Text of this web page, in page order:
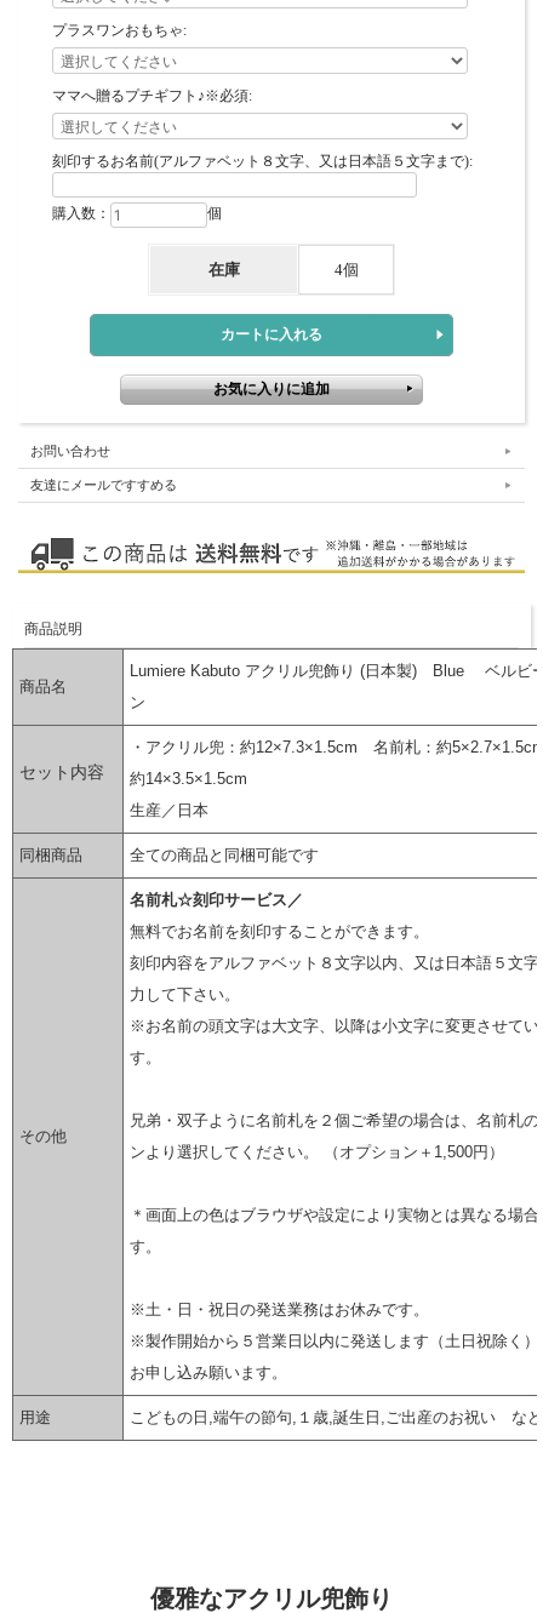
プラスワンおもちゃ:
ママへ贈るプチギフト♪※必須:
刻印するお名前(アルファベット８文字、又は日本語５文字まで):
購入数： 個
在庫 4個
お問い合わせ
友達にメールですすめる
商品説明
商品名
Lumiere Kabuto アクリル兜飾り (日本製) Blue ベルビ
ン
セット内容
・アクリル兜：約12×7.3×1.5cm 名前札：約
約14×3.5×1.5cm
生産／日本
同梱商品 全ての商品と同梱可能です
その他
名前札☆刻印サービス／
無料でお名前を刻印することができます。
刻印内容をアルファベット８文字以内、又は日本語５文
力して下さい。
※お名前の頭文字は大文字、以降は小文字に変更させてい
す。
兄弟・双子ように名前札を２個ご希望の場合は、名前札
ンより選択してください。 （オプション＋1,500円）
＊画面上の色はブラウザや設定により実物とは異なる場
す。
※土・日・祝日の発送業務はお休みです。
※製作開始から５営業日以内に発送します（土日祝除く
お申し込み願います。
用途 こどもの日,端午の節句,１歳,誕生日,ご出産のお祝い など
優雅なアクリル兜飾り